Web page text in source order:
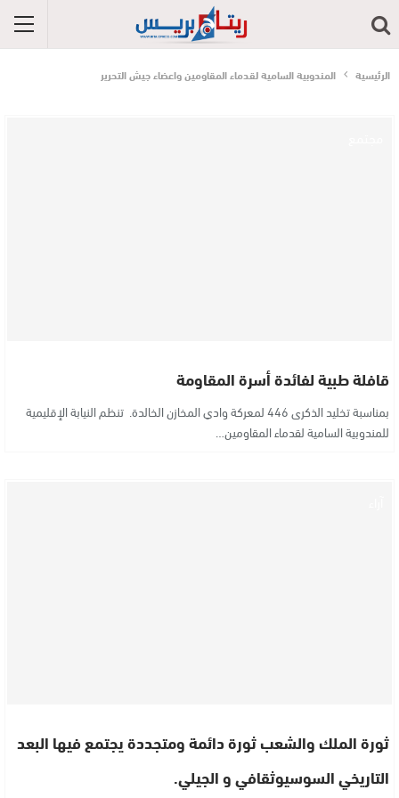
الرئيسية المندوبية السامية لقدماء المقاومين واعضاء جيش التحرير
قافلة طبية لفائدة أسرة المقاومة
بمناسبة تخليد الذكرى 446 لمعركة وادي المخازن الخالدة. تنظم النيابة الإقليمية
للمندوبية السامية لقدماء المقاومين…
ثورة الملك والشعب ثورة دائمة ومتجددة يجتمع فيها البعد
التاريخي السوسيوثقافي و الجيلي.